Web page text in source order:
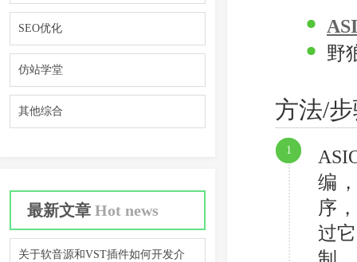
SEO优化
仿站学堂
其他综合
最新文章 Hot news
关于软音源和VST插件如何开发介
野
方法/
1
编
序
过